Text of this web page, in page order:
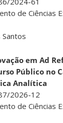
de Ciências
Santos
em Ad
Público no
Analítica
2026-12
de Ciências